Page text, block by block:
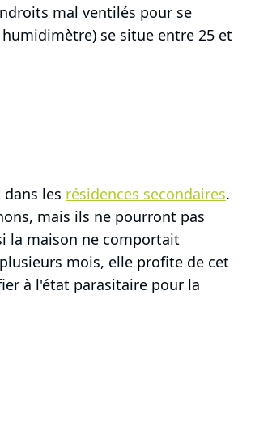
mal ventilés pour se
se situe entre 25 et
les résidences secondaires.
mais ils ne pourront pas
la maison ne comportait
mois, elle profite de cet
à l'état parasitaire pour la